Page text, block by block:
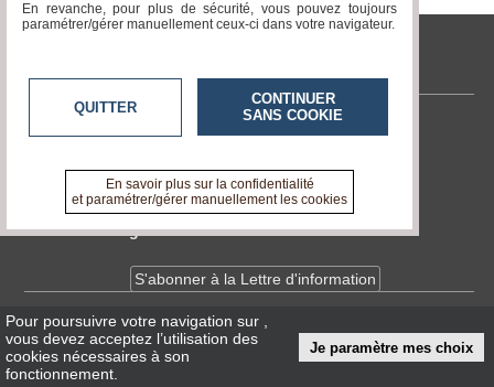
Blogs
Prémium
annuaire
Accès
tvlocale.fr
Contactez-nous
A propos de tvlocale.fr
Devenir délégué
S'abonner à la Lettre d'information
InfosCNIL/RGPD
Conditions Générales d'Utilisation
Pour poursuivre votre navigation sur
vous devez acceptez l’utilisation des
cookies nécessaires à son
fonctionnement.
Je paramètre mes choix
En revanche, pour plus de sécurité, vous pouvez toujours
paramétrer/gérer manuellement ceux-ci dans votre navigateur.
QUITTER
CONTINUER
SANS COOKIE
En savoir plus sur la confidentialité
et paramétrer/gérer manuellement les cookies